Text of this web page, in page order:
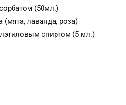
(50мл.)
лаванда, роза)
спиртом (5 мл.)